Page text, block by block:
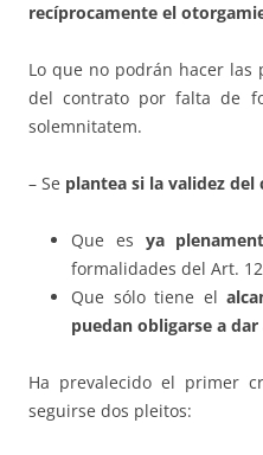
recíprocamente el
Lo que no podrán hacer las
del contrato por falta de
solemnitatem.
– Se plantea si la validez
Que es ya
formalidades del Art.
Que sólo tiene el
puedan obligarse a
Ha prevalecido el primer
seguirse dos pleitos: